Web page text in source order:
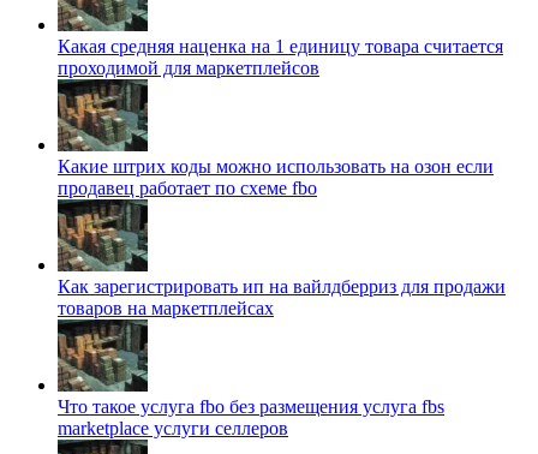
Какая средняя наценка на 1 единицу товара считается
проходимой для маркетплейсов
Какие штрих коды можно использовать на озон если
продавец работает по схеме fbo
Как зарегистрировать ип на вайлдберриз для продажи
товаров на маркетплейсах
Что такое услуга fbo без размещения услуга fbs
marketplace услуги селлеров